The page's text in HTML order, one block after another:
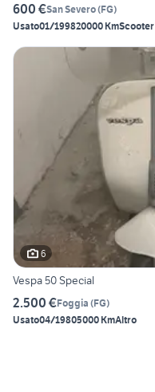
600 €San Severo(FG)
Usato01/199820000 KmScooter
6
Vespa 50 Special
2.500 €Foggia (FG)
Usato04/19805000 KmAltro